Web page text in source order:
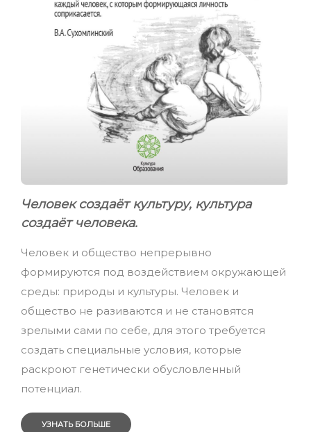
Человек создаёт культуру, культура
создаёт человека.
Человек и общество непрерывно
формируются под воздействием окружающей
среды: природы и культуры. Человек и
общество не разиваются и не становятся
зрелыми сами по себе, для этого требуется
создать специальные условия, которые
раскроют генетически обусловленный
потенциал.
УЗНАТЬ БОЛЬШЕ